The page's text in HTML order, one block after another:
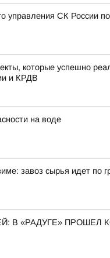
управления СК России
которые успешно
и КРДВ
на воде
завоз сырья идет по
В «РАДУГЕ» ПРОШЕЛ